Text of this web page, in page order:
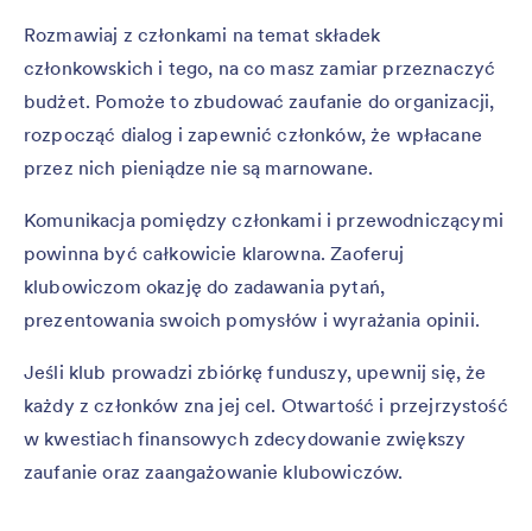
Rozmawiaj z członkami na temat składek
członkowskich i tego, na co masz zamiar przeznaczyć
budżet. Pomoże to zbudować zaufanie do organizacji,
rozpocząć dialog i zapewnić członków, że wpłacane
przez nich pieniądze nie są marnowane.
Komunikacja pomiędzy członkami i przewodniczącymi
powinna być całkowicie klarowna. Zaoferuj
klubowiczom okazję do zadawania pytań,
prezentowania swoich pomysłów i wyrażania opinii.
Jeśli klub prowadzi zbiórkę funduszy, upewnij się, że
każdy z członków zna jej cel. Otwartość i przejrzystość
w kwestiach finansowych zdecydowanie zwiększy
zaufanie oraz zaangażowanie klubowiczów.